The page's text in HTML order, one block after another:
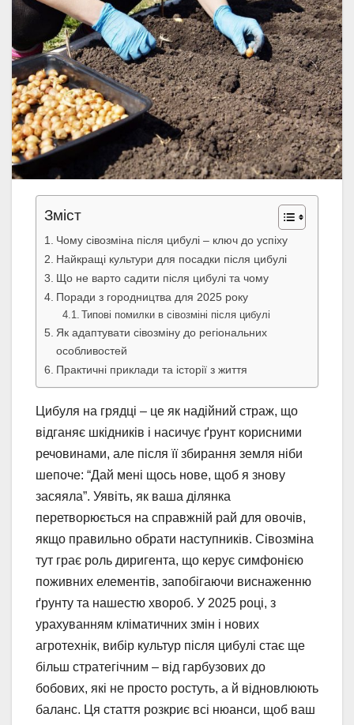
Зміст
Чому сівозміна після цибулі – ключ до успіху
Найкращі культури для посадки після цибулі
Що не варто садити після цибулі та чому
Поради з городництва для 2025 року
Типові помилки в сівозміні після цибулі
Як адаптувати сівозміну до регіональних
особливостей
Практичні приклади та історії з життя
Цибуля на грядці – це як надійний страж, що
відганяє шкідників і насичує ґрунт корисними
речовинами, але після її збирання земля ніби
шепоче: “Дай мені щось нове, щоб я знову
засяяла”. Уявіть, як ваша ділянка
перетворюється на справжній рай для овочів,
якщо правильно обрати наступників. Сівозміна
тут грає роль диригента, що керує симфонією
поживних елементів, запобігаючи виснаженню
ґрунту та нашестю хвороб. У 2025 році, з
урахуванням кліматичних змін і нових
агротехнік, вибір культур після цибулі стає ще
більш стратегічним – від гарбузових до
бобових, які не просто ростуть, а й відновлюють
баланс. Ця стаття розкриє всі нюанси, щоб ваш